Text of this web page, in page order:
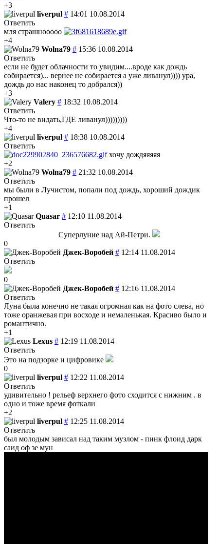
+3
liverpul # 14:01 10.08.2014
Ответить
мля страшнооооо
+4
Wolna79 # 15:36 10.08.2014
Ответить
если не будет облачности то увидим....вроде как дождь
собирается)... вернее не собирается а уже ливанул)))) ура,
дождь до нас наконец то добрался))
+3
Valery # 18:32 10.08.2014
Ответить
Что-то не видать,ГДЕ ливанул)))))))))
+4
liverpul # 18:38 10.08.2014
Ответить
хочу дождяяяяя
+2
Wolna79 # 21:32 10.08.2014
Ответить
мы были в Лучистом, попали под дождь, хороший дождик
прошел
+1
Quasar # 12:10 11.08.2014
Ответить
Суперлуние над Ай-Петри.
0
Джек-Воробей # 12:14 11.08.2014
Ответить
0
Джек-Воробей # 12:16 11.08.2014
Ответить
Луна была конечно не такая огромная как на фото слева, но
тоже оранжевая при восходе и немаленькая. Красиво было и
романтично.
+1
Lexus # 12:19 11.08.2014
Ответить
Это на подзорке и цифровике
0
liverpul # 12:22 11.08.2014
Ответить
удивительно ! рельеф верхнего фото сходится с нижним . в
одно и тоже время фоткали
+2
liverpul # 12:25 11.08.2014
Ответить
был молодым зависал над таким музлом - пинк флоид дарк
саид оф зе мун